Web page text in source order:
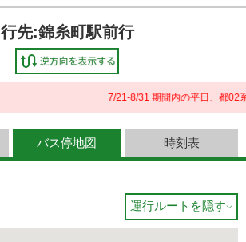
行先:錦糸町駅前行
7/21-8/31 期間内の平日、都02
バス停地図 時刻表
運行ルートを隠す